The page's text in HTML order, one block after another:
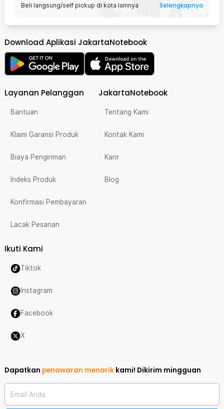
Beli langsung/self pickup di kota lainnya Selengkapnya
Download Aplikasi JakartaNotebook
Layanan Pelanggan
Bantuan
Klaim Garansi Produk
Biaya Pengiriman
Indeks Produk
Konfirmasi Pembayaran
Lacak Pesanan
JakartaNotebook
Tentang Kami
Kontak Kami
Karir
Blog
Ikuti Kami
Tiktok
Instagram
Facebook
X
Dapatkan penawaran menarik kami! Dikirim mingguan
Email Anda